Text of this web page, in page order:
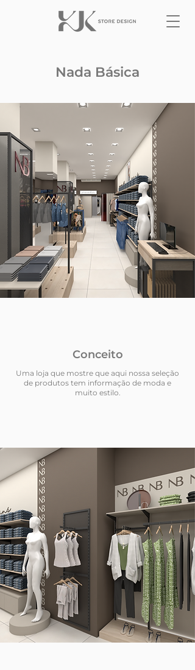
Nada Básica
Conceito
Uma loja que mostre que aqui nossa seleção
de produtos tem informação de moda e
muito estilo.